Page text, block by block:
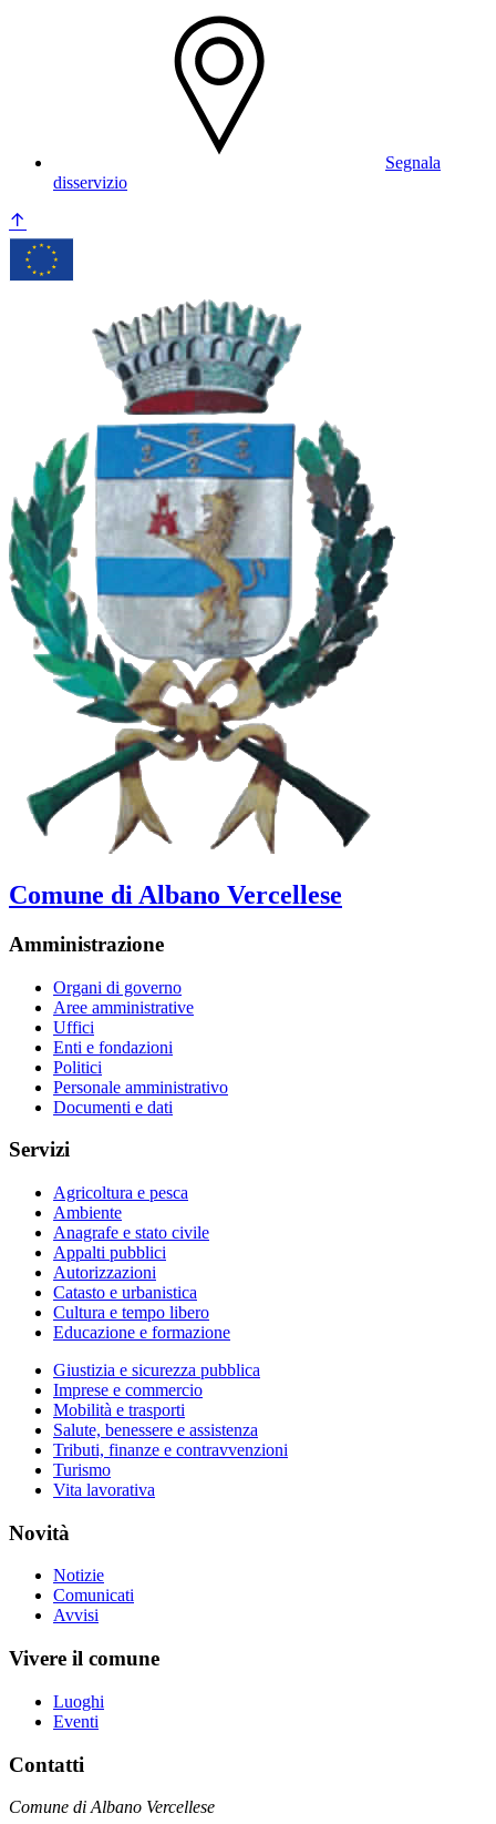
Segnala
disservizio
Comune di Albano Vercellese
Amministrazione
Organi di governo
Aree amministrative
Uffici
Enti e fondazioni
Politici
Personale amministrativo
Documenti e dati
Servizi
Agricoltura e pesca
Ambiente
Anagrafe e stato civile
Appalti pubblici
Autorizzazioni
Catasto e urbanistica
Cultura e tempo libero
Educazione e formazione
Giustizia e sicurezza pubblica
Imprese e commercio
Mobilità e trasporti
Salute, benessere e assistenza
Tributi, finanze e contravvenzioni
Turismo
Vita lavorativa
Novità
Notizie
Comunicati
Avvisi
Vivere il comune
Luoghi
Eventi
Contatti
Comune di Albano Vercellese